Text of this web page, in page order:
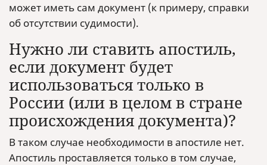
может иметь сам документ (к примеру, справки
об отсутствии судимости).
Нужно ли ставить апостиль,
если документ будет
использоваться только в
России (или в целом в стране
происхождения документа)?
В таком случае необходимости в апостиле нет.
Апостиль проставляется только в том случае,